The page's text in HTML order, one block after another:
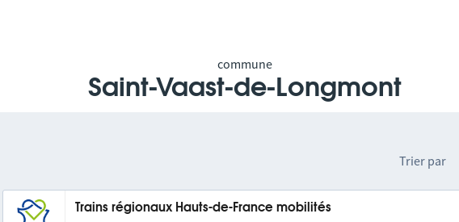
commune
Saint-Vaast-de-Longmont
Trier par
Trains régionaux Hauts-de-France mobilités